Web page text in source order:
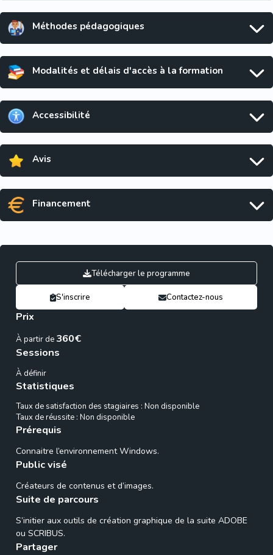
Méthodes pédagogiques
Modalités et délais d'accès à la formation
Accessibilité
Avis
Financement
Télécharger le programme
S'inscrire Contactez-nous
Prix
À partir de 360€
Sessions
À définir
Statistiques
Taux de satisfaction des stagiaires : Non disponible
Taux de réussite : Non disponible
Prérequis
Connaitre l’environnement Windows.
Public visé
Créateurs de contenus et d’images.
Suite de parcours
S’initier aux outils de création graphique de la suite ADOBE
ou SCRIBUS.
Partager